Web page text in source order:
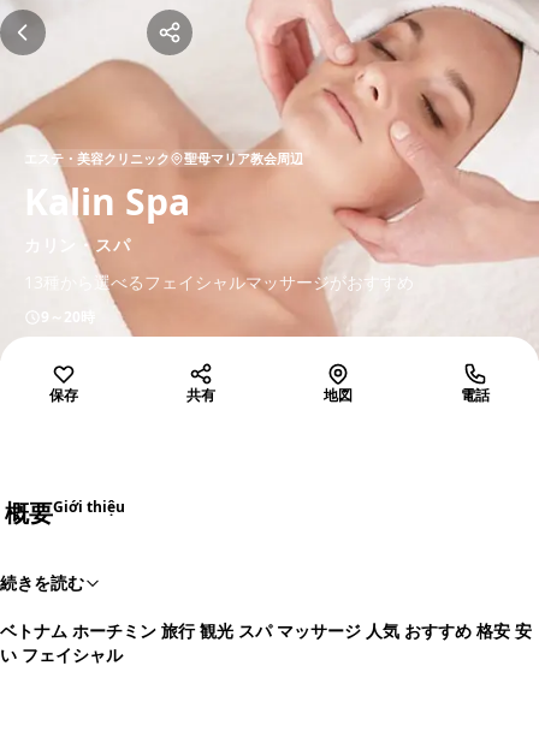
エステ・美容クリニック 聖母マリア教会周辺
Kalin Spa
カリン・スパ
13種から選べるフェイシャルマッサージがおすすめ
9～20時
保存 共有 地図 電話
概要Giới thiệu
続きを読む
ベトナム ホーチミン 旅行 観光 スパ マッサージ 人気 おすすめ 格安 安
い フェイシャル